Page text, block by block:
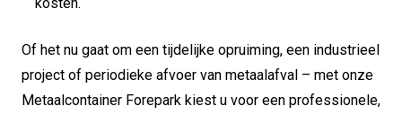
Of het nu gaat om een tijdelijke opruiming, een industrieel
project of periodieke afvoer van metaalafval – met onze
Metaalcontainer Forepark kiest u voor een professionele,